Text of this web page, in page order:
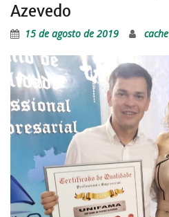
Azevedo
15 de agosto de 2019 cache